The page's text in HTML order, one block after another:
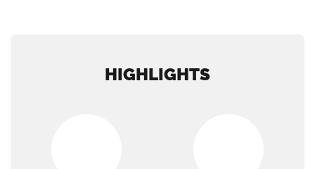
HIGHLIGHTS